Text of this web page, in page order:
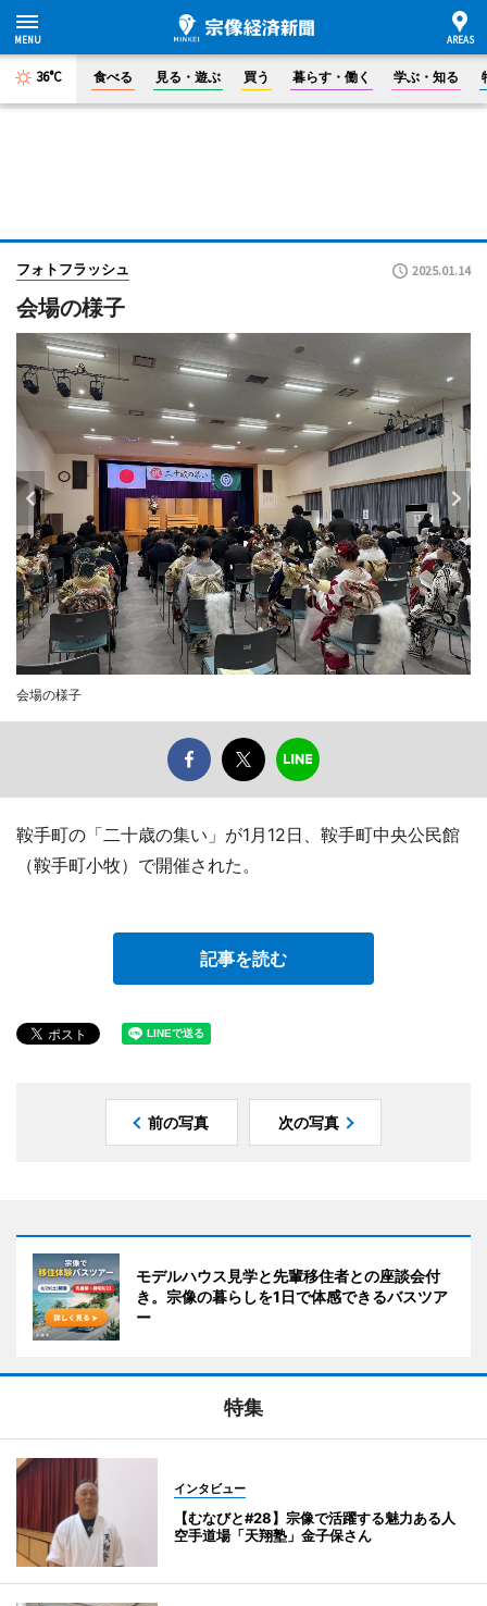
36°C 食べる 見る・遊ぶ 買う 暮らす・働く 学ぶ・知る
フォトフラッシュ 2025.01.14
会場の様子
会場の様子
鞍手町の「二十歳の集い」が1月12日、鞍手町中央公民館
（鞍手町小牧）で開催された。
記事を読む
前の写真 次の写真
モデルハウス見学と先輩移住者との座談会付
き。宗像の暮らしを1日で体感できるバスツア
ー
特集
インタビュー
【むなびと#28】宗像で活躍する魅力ある人
空手道場「天翔塾」金子保さん